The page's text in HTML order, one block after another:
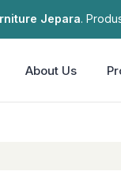
Jepara.
About Us